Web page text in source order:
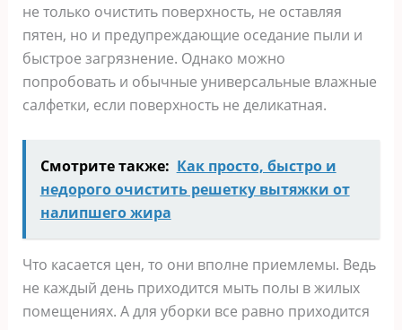
не только очистить поверхность, не оставляя
пятен, но и предупреждающие оседание пыли и
быстрое загрязнение. Однако можно
попробовать и обычные универсальные влажные
салфетки, если поверхность не деликатная.
Смотрите также: Как просто, быстро и
недорого очистить решетку вытяжки от
налипшего жира
Что касается цен, то они вполне приемлемы. Ведь
не каждый день приходится мыть полы в жилых
помещениях. А для уборки все равно приходится